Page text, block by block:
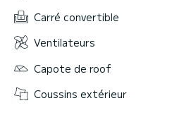
Carré convertible
Ventilateurs
Capote de roof
Coussins extérieur